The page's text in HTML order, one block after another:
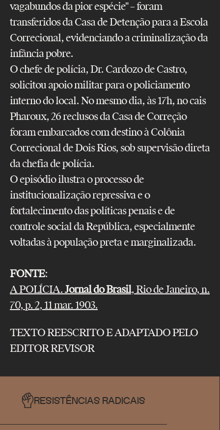
vagabundos da pior espécie" – foram
transferidos da Casa de Detenção para a Escola
Correcional, evidenciando a criminalização da
infância pobre.
O chefe de polícia, Dr. Cardozo de Castro,
solicitou apoio militar para o policiamento
interno do local. No mesmo dia, às 17h, no cais
Pharoux, 26 reclusos da Casa de Correção
foram embarcados com destino à Colônia
Correcional de Dois Rios, sob supervisão direta
da chefia de polícia.
O episódio ilustra o processo de
institucionalização repressiva e o
fortalecimento das políticas penais e de
controle social da República, especialmente
voltadas à população preta e marginalizada.
FONTE:
A POLÍCIA.Jornal do Brasil, Rio de Janeiro, n.
70, p. 2, 11 mar. 1903.
TEXTO REESCRITO E ADAPTADO PELO
EDITOR REVISOR
RESISTÊNCIAS RADICAIS